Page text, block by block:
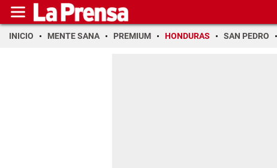
INICIO MENTE SANA PREMIUM HONDURAS SAN PEDRO